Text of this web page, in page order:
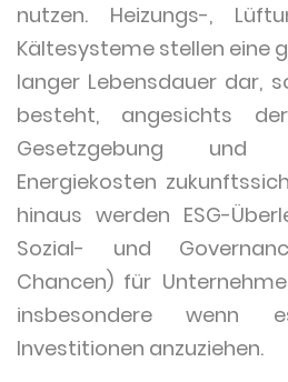
nutzen. Heizungs-,
Kältesysteme stellen eine
langer Lebensdauer dar,
besteht, angesichts
Gesetzgebung und
Energiekosten
hinaus werden ESG-
Sozial- und
Chancen) für
insbesondere wenn
Investitionen anzuziehen.